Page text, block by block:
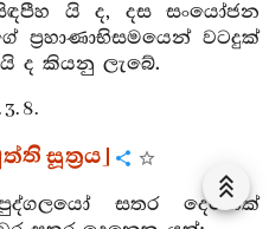
යි ද, දස සංයෝජන
ප්‍රහාණාභිසමයෙන් වටදුක්
ද කියනු ලැබේ.
3. 8.
සූත්‍රය]
සතර දෙනෙක්